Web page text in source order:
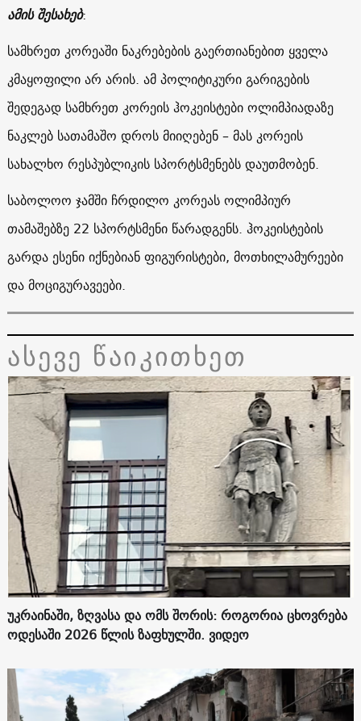
ამის შესახებ:
სამხრეთ კორეაში ნაკრებების გაერთიანებით ყველა
კმაყოფილი არ არის. ამ პოლიტიკური გარიგების
შედეგად სამხრეთ კორეის ჰოკეისტები ოლიმპიადაზე
ნაკლებ სათამაშო დროს მიიღებენ – მას კორეის
სახალხო რესპუბლიკის სპორტსმენებს დაუთმობენ.
საბოლოო ჯამში ჩრდილო კორეას ოლიმპიურ
თამაშებზე 22 სპორტსმენი წარადგენს. ჰოკეისტების
გარდა ესენი იქნებიან ფიგურისტები, მოთხილამურეები
და მოციგურავეები.
ასევე წაიკითხეთ
უკრაინაში, ზღვასა და ომს შორის: როგორია ცხოვრება
ოდესაში 2026 წლის ზაფხულში. ვიდეო